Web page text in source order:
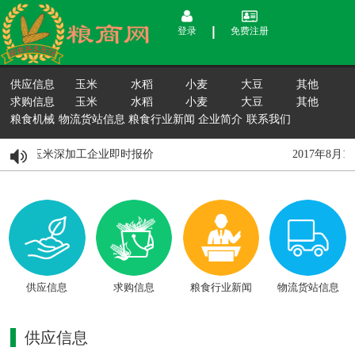
登录 免费注册
供应信息 玉米 水稻 小麦 大豆
其他
求购信息
玉米 水稻 小麦 大豆
其他
粮食机械 物流货站信息 粮食行业新闻 企业简介 联系我们
国内玉米深加工企业即时报价 2017年8月
供应信息 求购信息 粮食行业新闻 物流货站信息
供应信息